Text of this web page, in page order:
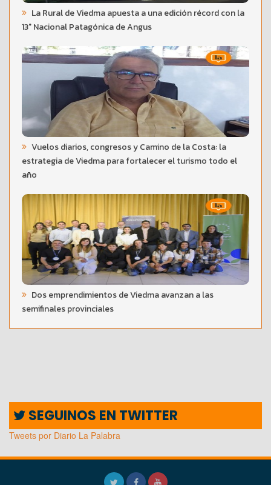
La Rural de Viedma apuesta a una edición récord con la
13° Nacional Patagónica de Angus
Vuelos diarios, congresos y Camino de la Costa: la
estrategia de Viedma para fortalecer el turismo todo el
año
Dos emprendimientos de Viedma avanzan a las
semifinales provinciales
SEGUINOS EN TWITTER
Tweets por Diario La Palabra